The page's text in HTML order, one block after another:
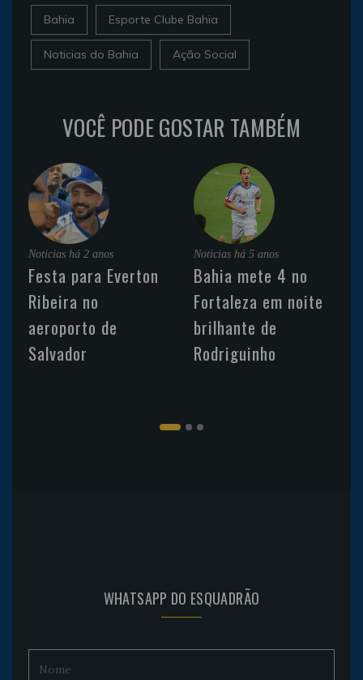
Bahia Esporte Clube Bahia
Noticias do Bahia Ação Social
VOCÊ PODE GOSTAR TAMBÉM
Noticias há 2 anos
Festa para Everton
Ribeira no
aeroporto de
Salvador
Noticias há 5 anos
Bahia mete 4 no
Fortaleza em noite
brilhante de
Rodriguinho
WHATSAPP DO ESQUADRÃO